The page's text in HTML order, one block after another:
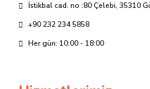
İstikbal cad. no :80 Çelebi, 35310
+90 232 234 5858
Her gün: 10:00 - 18:00